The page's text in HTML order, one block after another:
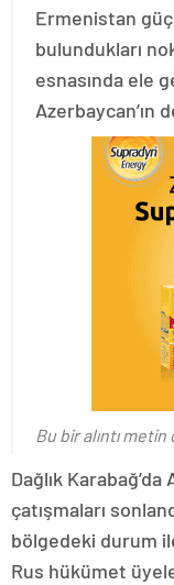
Ermenistan
bulundukları
esnasında ele
Azerbaycan’ın
Bu bir alıntı
Dağlık
çatışmaları
bölgedeki durum
Rus hükümet